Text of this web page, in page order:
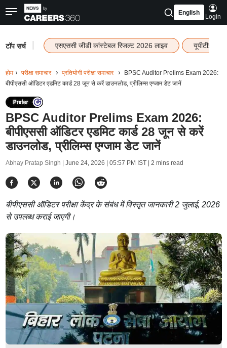
English
Login
टॉप सर्च एसएससी जीडी कांस्टेबल रिजल्ट 2026 लाइव यूपीटीईटी
होम परीक्षा समाचार प्रतियोगी परीक्षा समाचार
BPSC Auditor Prelims Exam 2026:
बीपीएससी ऑडिटर एडमिट कार्ड 28 जून से करें डाउनलोड, प्रीलिम्स एग्जाम डेट जानें
BPSC Auditor Prelims Exam 2026:
बीपीएससी ऑडिटर एडमिट कार्ड 28 जून से करें
डाउनलोड, प्रीलिम्स एग्जाम डेट जानें
Abhay Pratap Singh | June 24, 2026 | 05:57 PM IST| 2 mins read
बीपीएससी ऑडिटर परीक्षा केंद्र के संबंध में विस्तृत जानकारी 2 जुलाई, 2026
से उपलब्ध कराई जाएगी।